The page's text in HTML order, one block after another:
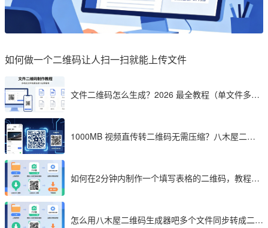
如何做一个二维码让人扫一扫就能上传文件
文件二维码怎么生成？2026 最全教程（单文件多文
1000MB 视频直传转二维码无需压缩？八木屋二维
如何在2分钟内制作一个填写表格的二维码，教程分
怎么用八木屋二维码生成器吧多个文件同步转成二维